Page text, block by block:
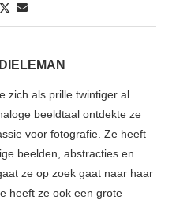
zich als prille twintiger al
beeldtaal ontdekte ze
voor fotografie. Ze heeft
beelden, abstracties en
ze op zoek gaat naar haar
heeft ze ook een grote